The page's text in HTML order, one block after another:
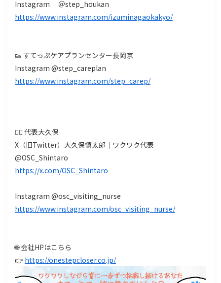
Instagram ＠step_houkan
https://www.instagram.com/izuminagaokakyo/
👟 すてっぷケアプランセンター長岡京
Instagram @step_careplan
https://www.instagram.com/step_carep/
👨‍⚕️ 代表大久保
X（旧Twitter）大久保慎太郎｜ワクワク代表
@OSC_Shintaro
https://x.com/OSC_Shintaro
Instagram @osc_visiting_nurse
https://www.instagram.com/osc_visiting_nurse/
🌐 会社HPはこちら
👉 https://onestepcloser.co.jp/